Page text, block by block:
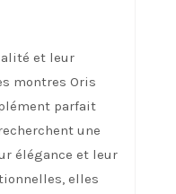
et leur
montres Oris
parfait
une
élégance et leur
elles